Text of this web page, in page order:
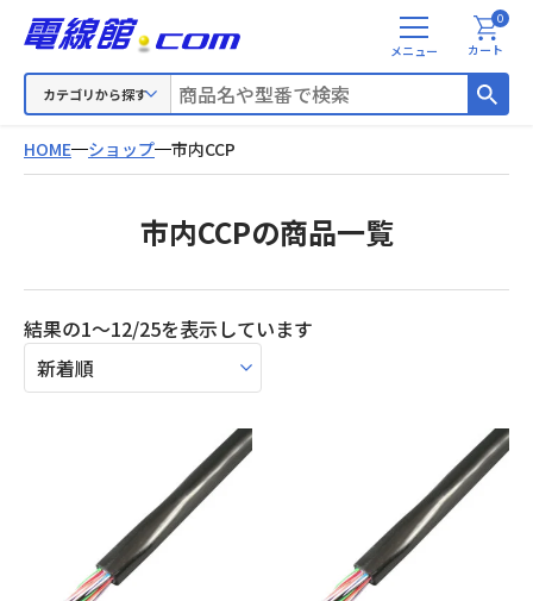
カテゴリから探す
メ
ニ
カート
0
HOME ショップ 市内CCP
市内CCPの商品一覧
結果の1～12/25を表示しています